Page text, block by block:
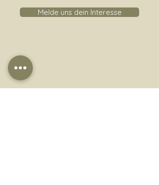
Melde uns dein Interesse
Impressum